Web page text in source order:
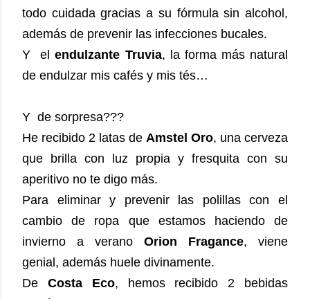
todo cuidada gracias a su fórmula sin alcohol,
además de prevenir las infecciones bucales.
Y elendulzante Truvia, la forma más natural
de endulzar mis cafés y mis tés…
Y de sorpresa???
He recibido 2 latas de Amstel Oro, una cerveza
que brilla con luz propia y fresquita con su
aperitivo no te digo más.
Para eliminar y prevenir las polillas con el
cambio de ropa que estamos haciendo de
invierno a verano Orion Fragance, viene
genial, además huele divinamente.
De Costa Eco, hemos recibido 2 bebidas